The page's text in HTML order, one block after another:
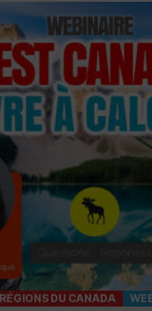
RÉGIONS DU CANADA